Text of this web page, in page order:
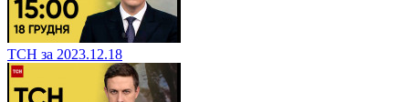
ТСН за 2023.12.18